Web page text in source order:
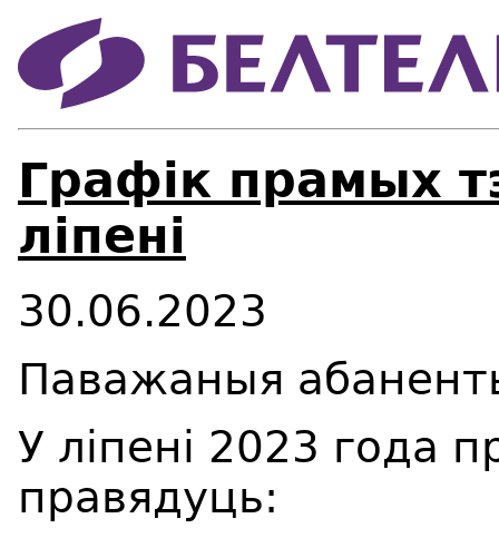
Графік прамых
ліпені
30.06.2023
Паважаныя
У ліпені 2023 года
правядуць: